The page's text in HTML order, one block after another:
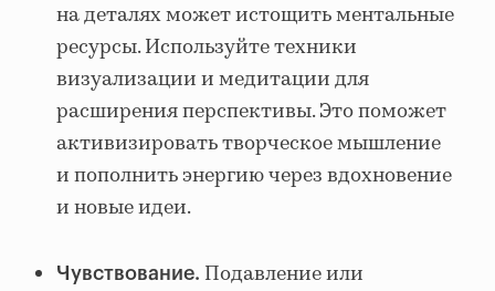
на деталях может истощить ментальные
ресурсы. Используйте техники
визуализации и медитации для
расширения перспективы. Это поможет
активизировать творческое мышление
и пополнить энергию через вдохновение
и новые идеи.
Чувствование. Подавление или